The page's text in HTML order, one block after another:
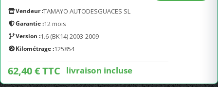
Vendeur :TAMAYO AUTODESGUACES SL
Garantie :12 mois
Version :1.6 (BK14) 2003-2009
Kilométrage :125854
62,40 € TTC livraison incluse